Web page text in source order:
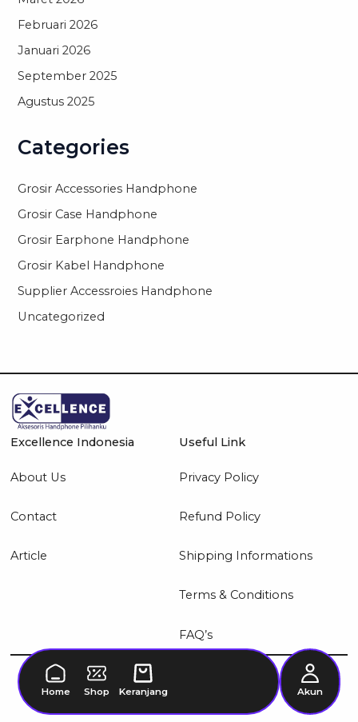
Februari 2026
Januari 2026
September 2025
Agustus 2025
Categories
Grosir Accessories Handphone
Grosir Case Handphone
Grosir Earphone Handphone
Grosir Kabel Handphone
Supplier Accessroies Handphone
Uncategorized
Excellence Indonesia
About Us
Contact
Article
Useful Link
Privacy Policy
Refund Policy
Shipping Informations
Terms & Conditions
FAQ’s
© 2026 Excellence Indonesia
Home Shop Keranjang Akun